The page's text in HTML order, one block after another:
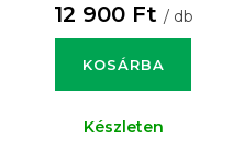
12 900 Ft / db
KOSÁRBA
Készleten